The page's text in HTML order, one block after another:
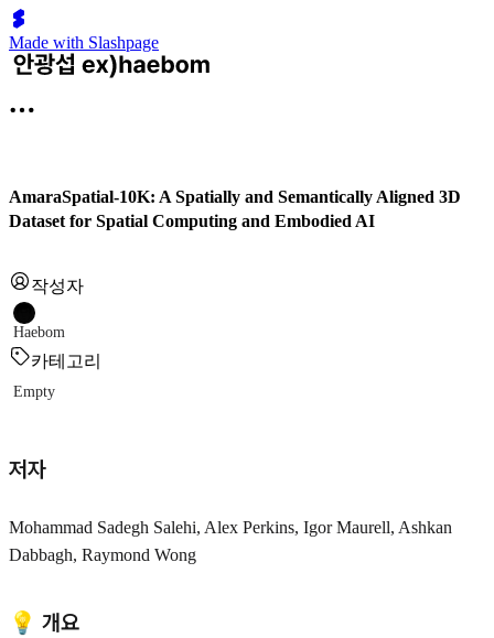
Made with Slashpage
AmaraSpatial-10K: A Spatially and Semantically Aligned 3D
Dataset for Spatial Computing and Embodied AI
작성자
Haebom
카테고리
Empty
저자
Mohammad Sadegh Salehi, Alex Perkins, Igor Maurell, Ashkan
Dabbagh, Raymond Wong
💡 개요